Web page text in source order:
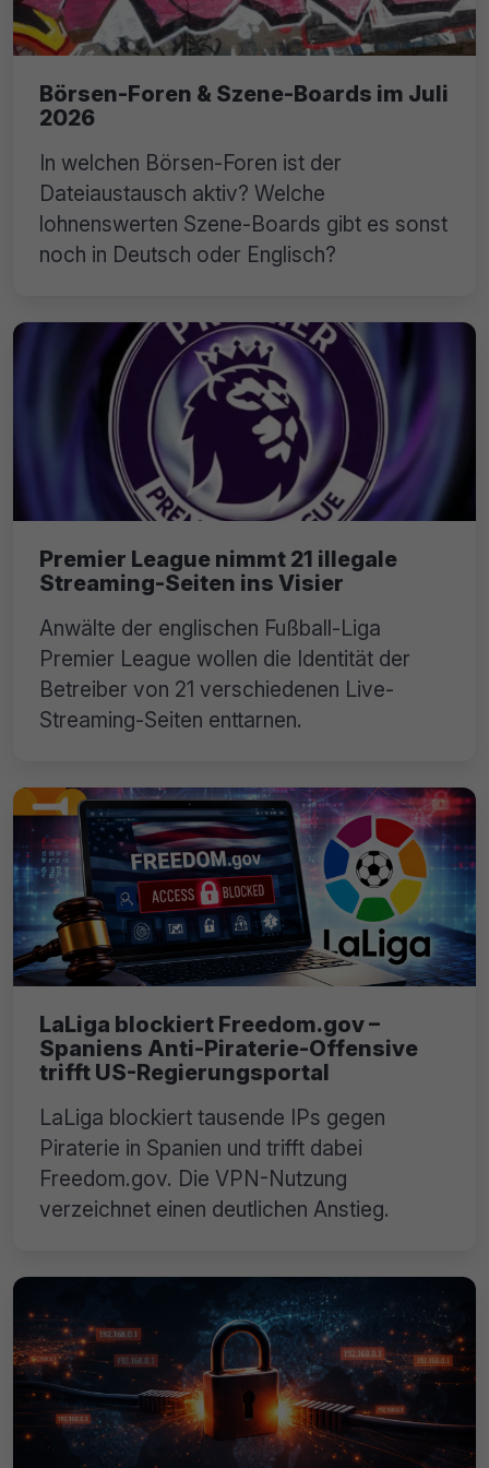
Börsen-Foren & Szene-Boards im Juli
2026
In welchen Börsen-Foren ist der
Dateiaustausch aktiv? Welche
lohnenswerten Szene-Boards gibt es sonst
noch in Deutsch oder Englisch?
Premier League nimmt 21 illegale
Streaming-Seiten ins Visier
Anwälte der englischen Fußball-Liga
Premier League wollen die Identität der
Betreiber von 21 verschiedenen Live-
Streaming-Seiten enttarnen.
LaLiga blockiert Freedom.gov –
Spaniens Anti-Piraterie-Offensive
trifft US-Regierungsportal
LaLiga blockiert tausende IPs gegen
Piraterie in Spanien und trifft dabei
Freedom.gov. Die VPN-Nutzung
verzeichnet einen deutlichen Anstieg.